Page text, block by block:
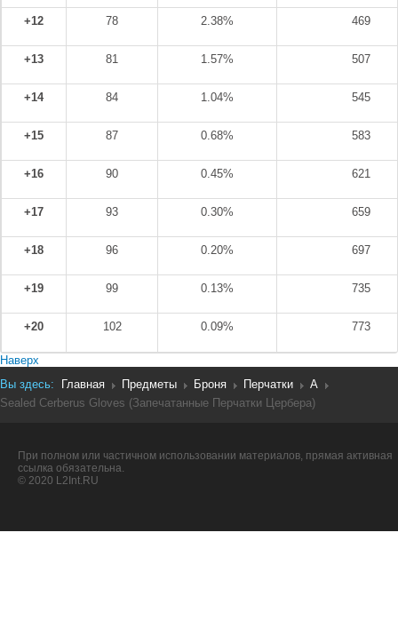
+12 78 2.38% 469
+13 81 1.57% 507
+14 84 1.04% 545
+15 87 0.68% 583
+16 90 0.45% 621
+17 93 0.30% 659
+18 96 0.20% 697
+19 99 0.13% 735
+20 102 0.09% 773
Наверх
Вы здесь:
Главная Предметы Броня Перчатки
A
Sealed Cerberus Gloves (Запечатанные Перчатки Цербера)
При полном или частичном использовании материалов, прямая активная
ссылка обязательна.
© 2020 L2Int.RU